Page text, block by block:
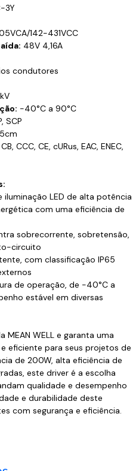
3Y
142-431VCC
48V 4,16A
condutores
-40°C a 90°C
SCP
CB, CCC, CE, cURus, EAC, ENEC,
LED de alta potência
com uma eficiência de
sobrecorrente, sobretensão,
circuito
com classificação IP65
de operação, de -40°C a
estável em diversas
WELL e garanta uma
eficiente para seus projetos de
de 200W, alta eficiência de
este driver é a escolha
qualidade e desempenho
e durabilidade deste
com segurança e eficiência.